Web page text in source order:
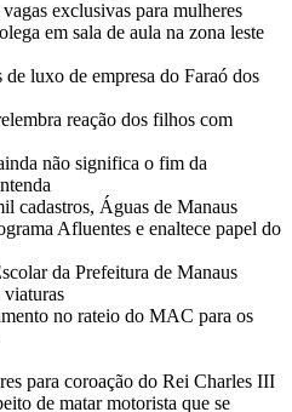
exclusivas para mulheres
em sala de aula na zona leste
de luxo de empresa do Faraó dos
reação dos filhos com
não significa o fim da
cadastros, Águas de Manaus
Afluentes e enaltece papel do
da Prefeitura de Manaus
viaturas
no rateio do MAC para os
para coroação do Rei Charles III
de matar motorista que se